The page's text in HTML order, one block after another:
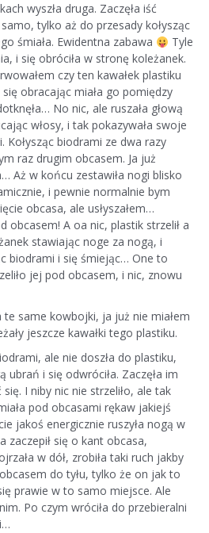
wyszła druga. Zaczęła iść
tylko aż do przesady kołysząc
śmiała. Ewidentna zabawa
Tyle
i się obróciła w stronę koleżanek.
czy ten kawałek plastiku
obracając miała go pomiędzy
No nic, ale ruszała głową
włosy, i tak pokazywała swoje
Kołysząc biodrami ze dwa razy
raz drugim obcasem. Ja już
Aż w końcu zestawiła nogi blisko
i pewnie normalnie bym
obcasa, ale usłyszałem…
obcasem! A oa nic, plastik strzelił a
stawiając noge za nogą, i
biodrami i się śmiejąc… One to
jej pod obcasem, i nic, znowu
te same kowbojki, ja już nie miałem
jeszcze kawałki tego plastiku.
ale nie doszła do plastiku,
ubrań i się odwróciła. Zaczęła im
się. I niby nic nie strzeliło, ale tak
pod obcasami rękaw jakiejś
jakoś energicznie ruszyła nogą w
zaczepił się o kant obcasa,
w dół, zrobiła taki ruch jakby
do tyłu, tylko że on jak to
prawie w to samo miejsce. Ale
Po czym wróciła do przebieralni